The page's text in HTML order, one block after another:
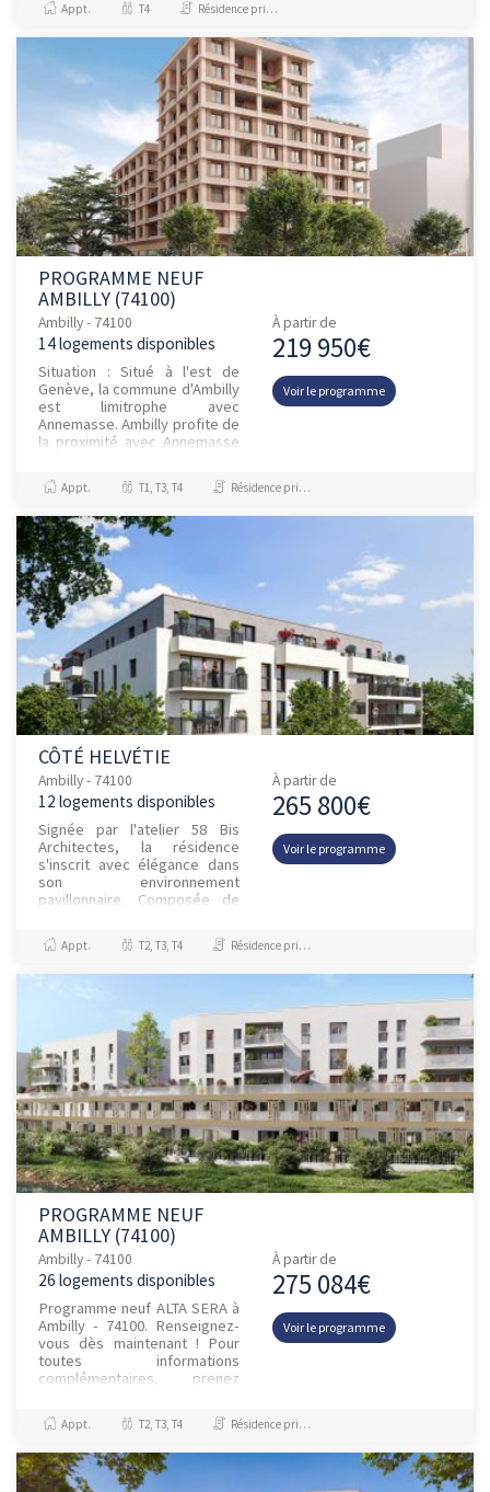
Atouts mo...
Appt. T4 Résidence principale / PTZ
PROGRAMME NEUF
AMBILLY (74100)
Ambilly - 74100
14 logements disponibles
Situation : Situé à l'est de
Genève, la commune d'Ambilly
est limitrophe avec
Annemasse. Ambilly profite de
la proximité avec Annemasse
équipements publics (écoles,
équi...
À partir de
219 950€
Voir le programme
Appt. T1, T3, T4 Résidence principale / PTZ, Investissement et Défiscalisation
CÔTÉ HELVÉTIE
Ambilly - 74100
12 logements disponibles
Signée par l'atelier 58 Bis
Architectes, la résidence
s'inscrit avec élégance dans
son environnement
pavillonnaire. Composée de
humaine, elle adopte une
architecture...
À partir de
265 800€
Voir le programme
Appt. T2, T3, T4 Résidence principale / PTZ
PROGRAMME NEUF
AMBILLY (74100)
Ambilly - 74100
26 logements disponibles
Programme neuf ALTA SERA à
Ambilly - 74100. Renseignez-
vous dès maintenant ! Pour
toutes informations
complémentaires, prenez
À partir de
275 084€
Voir le programme
Appt. T2, T3, T4 Résidence principale / PTZ